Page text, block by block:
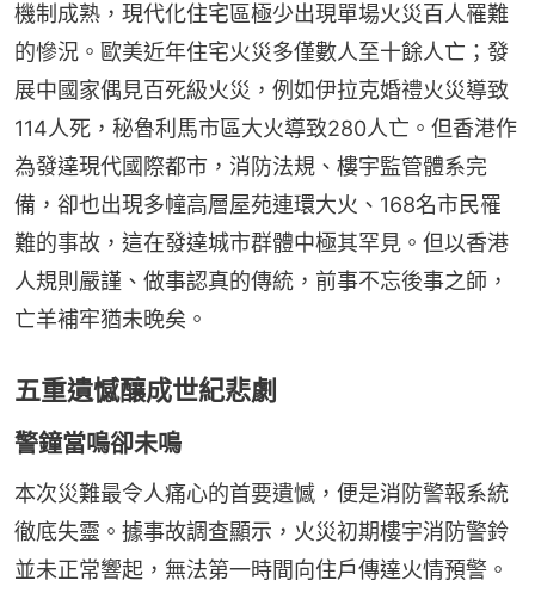
機制成熟，現代化住宅區極少出現單場火災百人罹難
的慘況。歐美近年住宅火災多僅數人至十餘人亡；發
展中國家偶見百死級火災，例如伊拉克婚禮火災導致
114人死，秘魯利馬市區大火導致280人亡。但香港作
為發達現代國際都市，消防法規、樓宇監管體系完
備，卻也出現多幢高層屋苑連環大火、168名市民罹
難的事故，這在發達城市群體中極其罕見。但以香港
人規則嚴謹、做事認真的傳統，前事不忘後事之師，
亡羊補牢猶未晚矣。
五重遺憾釀成世紀悲劇
警鐘當鳴卻未鳴
本次災難最令人痛心的首要遺憾，便是消防警報系統
徹底失靈。據事故調查顯示，火災初期樓宇消防警鈴
並未正常響起，無法第一時間向住戶傳達火情預警。